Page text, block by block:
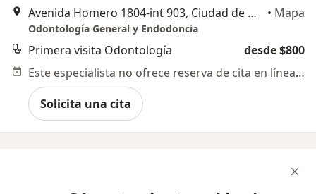
Avenida Homero 1804-int 903, Ciudad de México • Mapa
Odontología General y Endodoncia
Primera visita Odontología
desde $800
Este especialista no ofrece reserva de cita en línea en esta dirección.
Solicita una cita